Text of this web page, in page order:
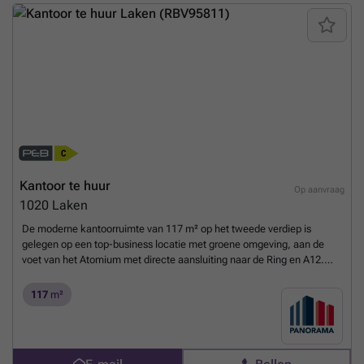
Afhankelijk van uw bedrijfsbehoeften zijn grotere of kleinere
oppervlaktes bespreekbaar. Onmiddellijk beschikbaar!Aarzel niet om
Op aanvraag
Kantoor te huur
1020 Laken
De moderne kantoorruimte van 117 m² op het tweede verdiep is
gelegen op een top-business locatie met groene omgeving, aan de
voet van het Atomium met directe aansluiting naar de Ring en A12.
Zaventem bevindt zich op slechts 15 min.Het prestigieus
ondersteuning en 24/24u security. Daarnaast is het gebouw voorzien
van zonnepanelen, airconditioning, veel lichtinval en een strakke
117 m²